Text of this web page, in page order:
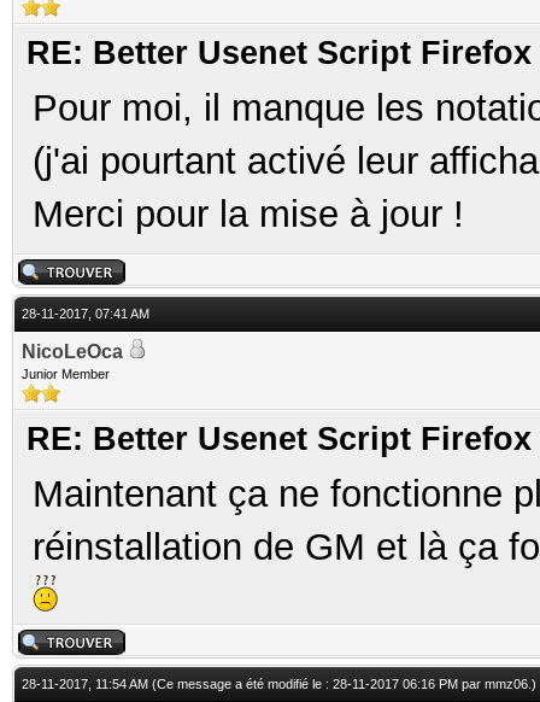
RE: Better Usenet Script
Pour moi, il manque les
(j'ai pourtant activé leur
Merci pour la mise à jour !
28-11-2017, 07:41 AM
NicoLeOca
Junior Member
RE: Better Usenet Script
Maintenant ça ne fonctionne
réinstallation de GM et là ça
28-11-2017, 11:54 AM (Ce message a été modifié le : 28-11-2017 06:16 PM par mmz06 .)